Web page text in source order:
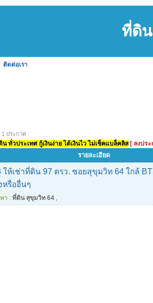
ที่ดิ
ติดต่อเรา
1 ประกาศ
ทั่วประเทศ กู้เงินง่าย ได้เงินไว ไม่เช็คแบล็คลิส [ ลงปร
รายละเอียด
ให้เช่าที่ดิน 97 ตรว. ซอยสุขุมวิท 64 ใกล้
หรืออื่นๆ
า : ที่ดิน สุขุมวิท 64 ,